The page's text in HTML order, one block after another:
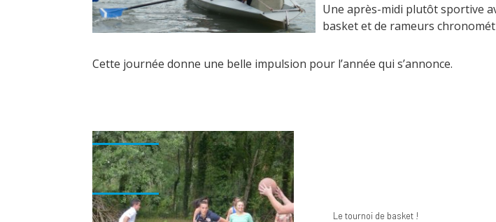
Une après-midi plutôt sportive
basket et de rameurs
Cette journée donne une belle impulsion pour l’année qui s’annonce.
Le tournoi de basket !